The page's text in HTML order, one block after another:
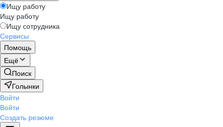
Ищу работу
Ищу работу
Ищу сотрудника
Сервисы
Помощь
Ещё
Поиск
Голынки
Войти
Войти
Создать резюме